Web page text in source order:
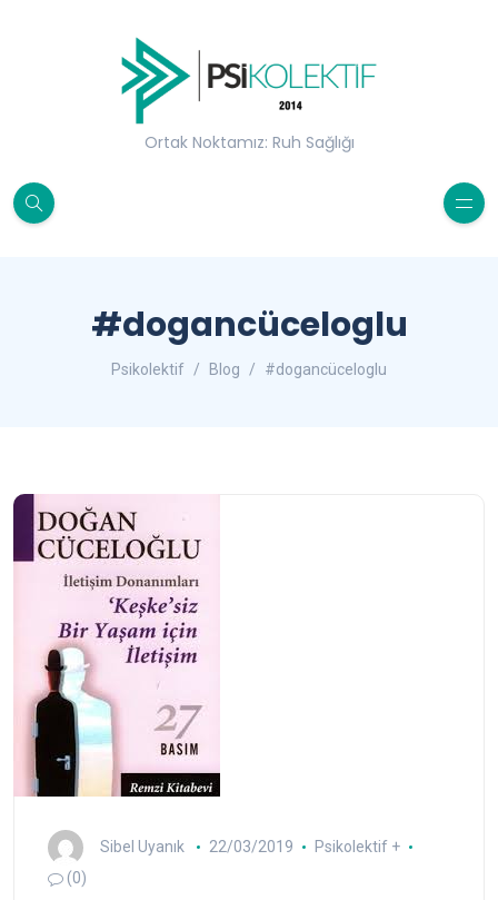
Ortak Noktamız: Ruh Sağlığı
#dogancüceloglu
Psikolektif Blog #dogancüceloglu
Sibel Uyanık 22/03/2019
Psikolektif +
(0)